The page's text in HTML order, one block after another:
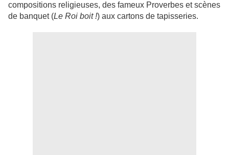
compositions religieuses, des fameux Proverbes et scènes
de banquet (Le Roi boit !) aux cartons de tapisseries.